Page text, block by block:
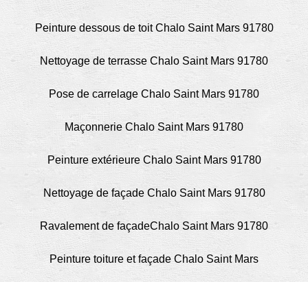
Peinture dessous de toit Chalo Saint Mars 91780
Nettoyage de terrasse Chalo Saint Mars 91780
Pose de carrelage Chalo Saint Mars 91780
Maçonnerie Chalo Saint Mars 91780
Peinture extérieure Chalo Saint Mars 91780
Nettoyage de façade Chalo Saint Mars 91780
Ravalement de façadeChalo Saint Mars 91780
Peinture toiture et façade Chalo Saint Mars